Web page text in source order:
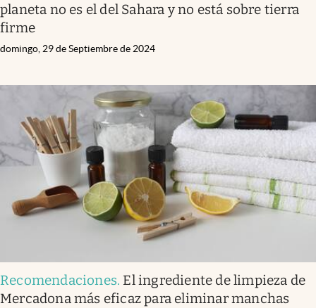
planeta no es el del Sahara y no está sobre tierra
firme
domingo, 29 de Septiembre de 2024
Recomendaciones. El ingrediente de limpieza de
Mercadona más eficaz para eliminar manchas